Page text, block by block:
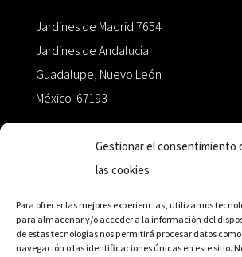
Gestionar el consentimiento
las cookies
Para ofrecer las mejores experiencias, utilizamos
para almacenar y/o acceder a la información del
de estas tecnologías nos permitirá procesar datos
navegación o las identificaciones únicas en este sitio.
Jardines de Madrid 7654
Jardines de Andalucía
Guadalupe, Nuevo León
México 67193
+52 811.499.5638
RED DE DISTRIBUCIÓN